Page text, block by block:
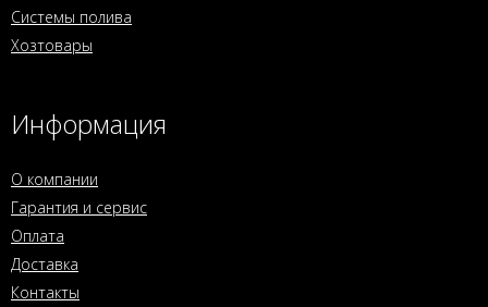
Системы полива
Хозтовары
Информация
О компании
Гарантия и сервис
Оплата
Доставка
Контакты